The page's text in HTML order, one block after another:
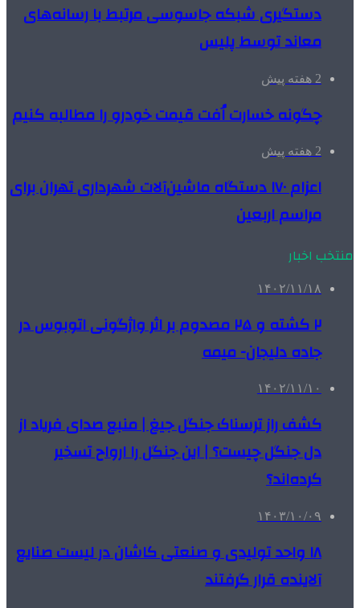
دستگیری شبکه جاسوسی مرتبط با رسانه‌های
معاند توسط پلیس
2 هفته پیش
چگونه خسارت اُفت قیمت خودرو را مطالبه کنیم
2 هفته پیش
اعزام ۱۷۰ دستگاه ماشین‌آلات شهرداری تهران برای
مراسم اربعین
منتخب اخبار
۱۴۰۲/۱۱/۱۸
۲ کشته و ۲۵ مصدوم بر اثر واژگونی اتوبوس در
جاده دلیجان- میمه
۱۴۰۲/۱۱/۱۰
کشف راز ترسناک جنگل جیغ | منبع صدای فریاد از
دل جنگل چیست؟ | این جنگل را ارواح تسخیر
کرده‌اند؟
۱۴۰۳/۱۰/۰۹
۱۸ واحد تولیدی و صنعتی کاشان در لیست صنایع
آلاینده قرار گرفتند